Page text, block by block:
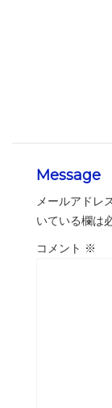
Message
メールアドレ
いている欄は
コメント ※